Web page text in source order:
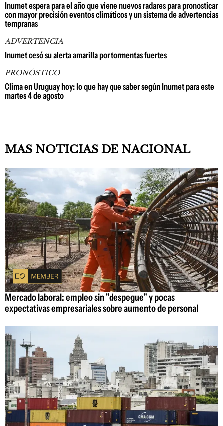
Inumet espera para el año que viene nuevos radares para pronosticar
con mayor precisión eventos climáticos y un sistema de advertencias
tempranas
ADVERTENCIA
Inumet cesó su alerta amarilla por tormentas fuertes
PRONÓSTICO
Clima en Uruguay hoy: lo que hay que saber según Inumet para este
martes 4 de agosto
MAS NOTICIAS DE NACIONAL
Mercado laboral: empleo sin "despegue" y pocas
expectativas empresariales sobre aumento de personal